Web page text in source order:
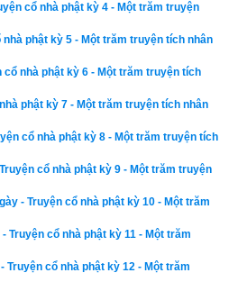
cách truy cập lịch vạn niên trên
của chúng tôi không chỉ có các
lịch dương sang lịch âm, lịch can
thư,
xem ngày theo nhị thập bát tú
nâng cao khác như xem ngày
ngày theo Kinh Kim Phù
Xem ngày
ngày xuất hành theo Khổng Minh
, xem giờ tốt theo Lý Thuần Phong
xấu theo dân gian…nên vinh dự
phần mềm lịch vạn niên số 1 hiện
cổ nhà phật kỳ 4 - Một trăm truyện
phật kỳ 5 - Một trăm truyện tích nhân
cổ nhà phật kỳ 6 - Một trăm truyện tích
phật kỳ 7 - Một trăm truyện tích nhân
cổ nhà phật kỳ 8 - Một trăm truyện tích
cổ nhà phật kỳ 9 - Một trăm truyện
- Truyện cổ nhà phật kỳ 10 - Một trăm
Truyện cổ nhà phật kỳ 11 - Một trăm
Truyện cổ nhà phật kỳ 12 - Một trăm